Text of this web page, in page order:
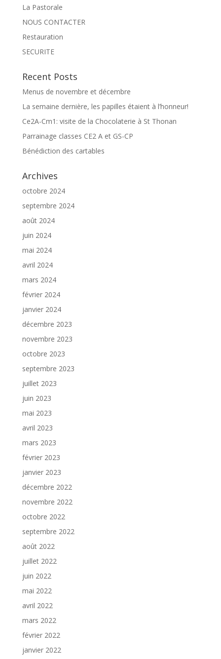
La Pastorale
NOUS CONTACTER
Restauration
SECURITE
Recent Posts
Menus de novembre et décembre
La semaine dernière, les papilles étaient à l’honneur!
Ce2A-Cm1: visite de la Chocolaterie à St Thonan
Parrainage classes CE2 A et GS-CP
Bénédiction des cartables
Archives
octobre 2024
septembre 2024
août 2024
juin 2024
mai 2024
avril 2024
mars 2024
février 2024
janvier 2024
décembre 2023
novembre 2023
octobre 2023
septembre 2023
juillet 2023
juin 2023
mai 2023
avril 2023
mars 2023
février 2023
janvier 2023
décembre 2022
novembre 2022
octobre 2022
septembre 2022
août 2022
juillet 2022
juin 2022
mai 2022
avril 2022
mars 2022
février 2022
janvier 2022